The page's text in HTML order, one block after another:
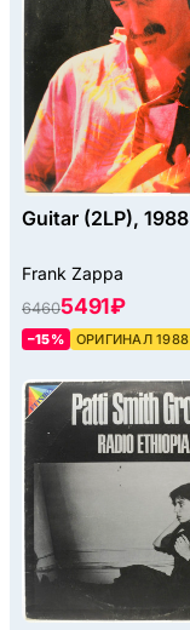
Guitar (2LP), 1988
Frank Zappa
64605491 ₽
–15% ОРИГИНАЛ 1988